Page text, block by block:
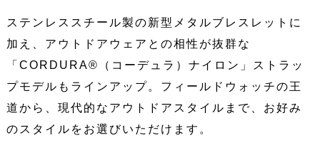
ステンレススチール製の新型メタルブレスレットに
加え、アウトドアウェアとの相性が抜群な
「CORDURA®（コーデュラ）ナイロン」ストラッ
プモデルもラインアップ。フィールドウォッチの王
道から、現代的なアウトドアスタイルまで、お好み
のスタイルをお選びいただけます。